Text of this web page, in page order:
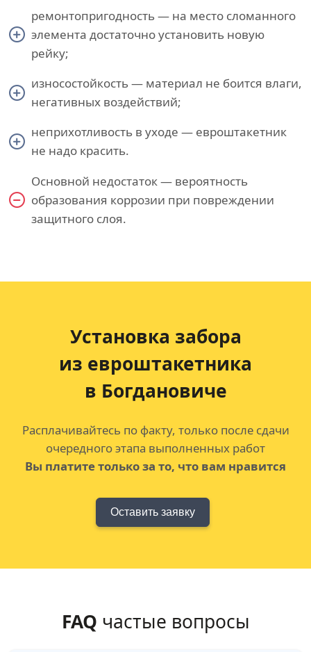
ремонтопригодность — на место сломанного
элемента достаточно установить новую
рейку;
износостойкость — материал не боится влаги,
негативных воздействий;
неприхотливость в уходе — евроштакетник
не надо красить.
Основной недостаток — вероятность
образования коррозии при повреждении
защитного слоя.
Установка забора
из евроштакетника
в Богдановиче
Расплачивайтесь по факту, только после сдачи
очередного этапа выполненных работ
Вы платите только за то, что вам нравится
Оставить заявку
FAQ частые вопросы